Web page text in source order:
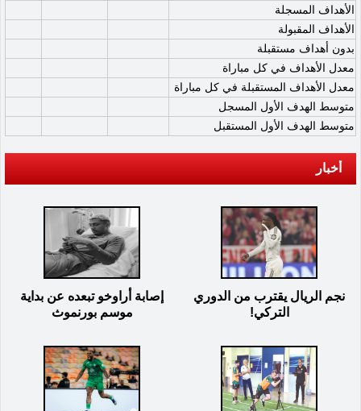
الأهداف المسجلة
الأهداف المقبولة
بدون أهداف مستقبلة
معدل الأهداف في كل مباراة
معدل الأهداف المستقبلة في كل مباراة
متوسط الهدف الأول المسجل
متوسط الهدف الأول المستقبل
أخبار
نجم الريال يقترب من الدوري
التركي!
إصابة أراوخو تبعده عن بداية
موسم بورنموث